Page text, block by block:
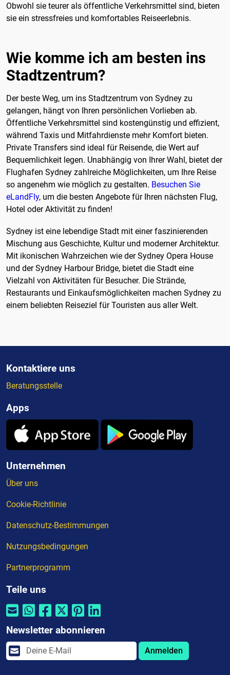
Obwohl sie teurer als öffentliche Verkehrsmittel sind, bieten
sie ein stressfreies und komfortables Reiseerlebnis.
Wie komme ich am besten ins
Stadtzentrum?
Der beste Weg, um ins Stadtzentrum von Sydney zu
gelangen, hängt von Ihren persönlichen Vorlieben ab.
Öffentliche Verkehrsmittel sind kostengünstig und effizient,
während Taxis und Mitfahrdienste mehr Komfort bieten.
Private Transfers sind ideal für Reisende, die Wert auf
Bequemlichkeit legen. Unabhängig von Ihrer Wahl, bietet der
Flughafen Sydney zahlreiche Möglichkeiten, um Ihre Reise
so angenehm wie möglich zu gestalten. Besuchen Sie
eLandFly, um die besten Angebote für Ihren nächsten Flug,
Hotel oder Aktivität zu finden!
Sydney ist eine lebendige Stadt mit einer faszinierenden
Mischung aus Geschichte, Kultur und moderner Architektur.
Mit ikonischen Wahrzeichen wie der Sydney Opera House
und der Sydney Harbour Bridge, bietet die Stadt eine
Vielzahl von Aktivitäten für Besucher. Die Strände,
Restaurants und Einkaufsmöglichkeiten machen Sydney zu
einem beliebten Reiseziel für Touristen aus aller Welt.
Kontaktiere uns
Beratungsstelle
Apps
Unternehmen
Über uns
Cookie-Richtlinie
Datenschutz-Bestimmungen
Nutzungsbedingungen
Partnerprogramm
Teile uns
Newsletter abonnieren
Anmelden